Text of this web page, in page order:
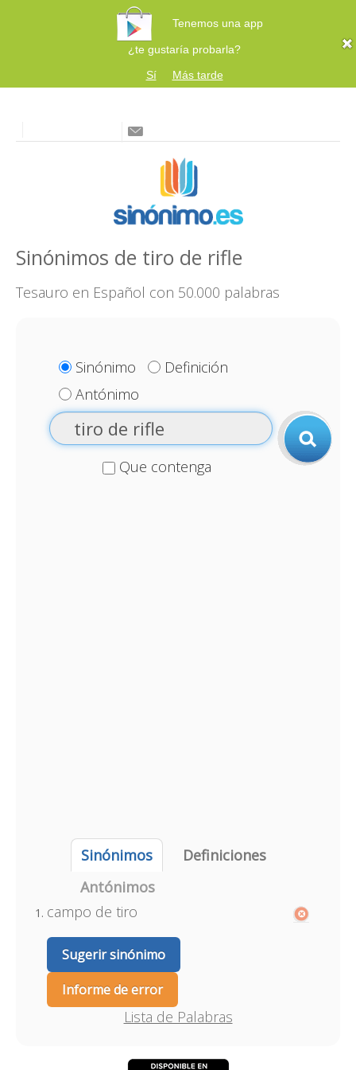
Tenemos una app
¿te gustaría probarla?
Sí
Más tarde
Sinónimos de tiro de rifle
Tesauro en Español con 50.000 palabras
Sinónimo
Definición
Antónimo
Que contenga
Sinónimos
Definiciones
Antónimos
campo de tiro
Sugerir sinónimo
Informe de error
Lista de Palabras